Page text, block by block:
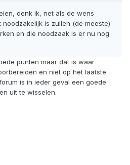
denk ik, net als de wens
is zullen (de meeste)
en die noodzaak is er nu nog
punten maar dat is waar
en niet op het laatste
is in ieder geval een goede
uit te wisselen.